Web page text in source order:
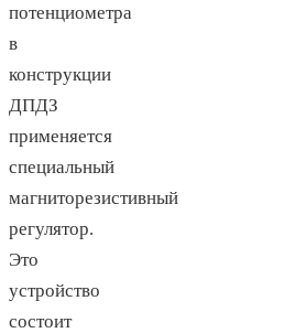
потенциометра
в
конструкции
ДПДЗ
применяется
специальный
магниторезистивный
регулятор.
Это
устройство
состоит